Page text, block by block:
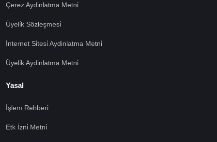
Çerez Aydinlatma Metni̇
Üyeli̇k Sözleşmesi̇
İnternet Si̇tesi̇ Aydinlatma Metni̇
Üyeli̇k Aydinlatma Metni̇
Yasal
İşlem Rehberi̇
Etk İzni̇ Metni̇
🍪 Çerez Kullanıyoruz!